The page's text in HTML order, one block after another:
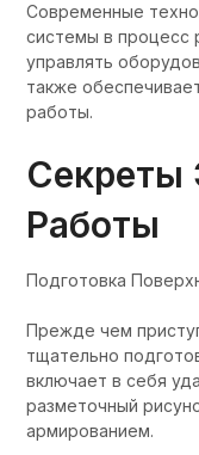
Современные
системы в процесс
управлять
также
работы.
Секреты
Работы
Подготовка
Прежде чем
тщательно
включает в себя
разметочный
армированием.